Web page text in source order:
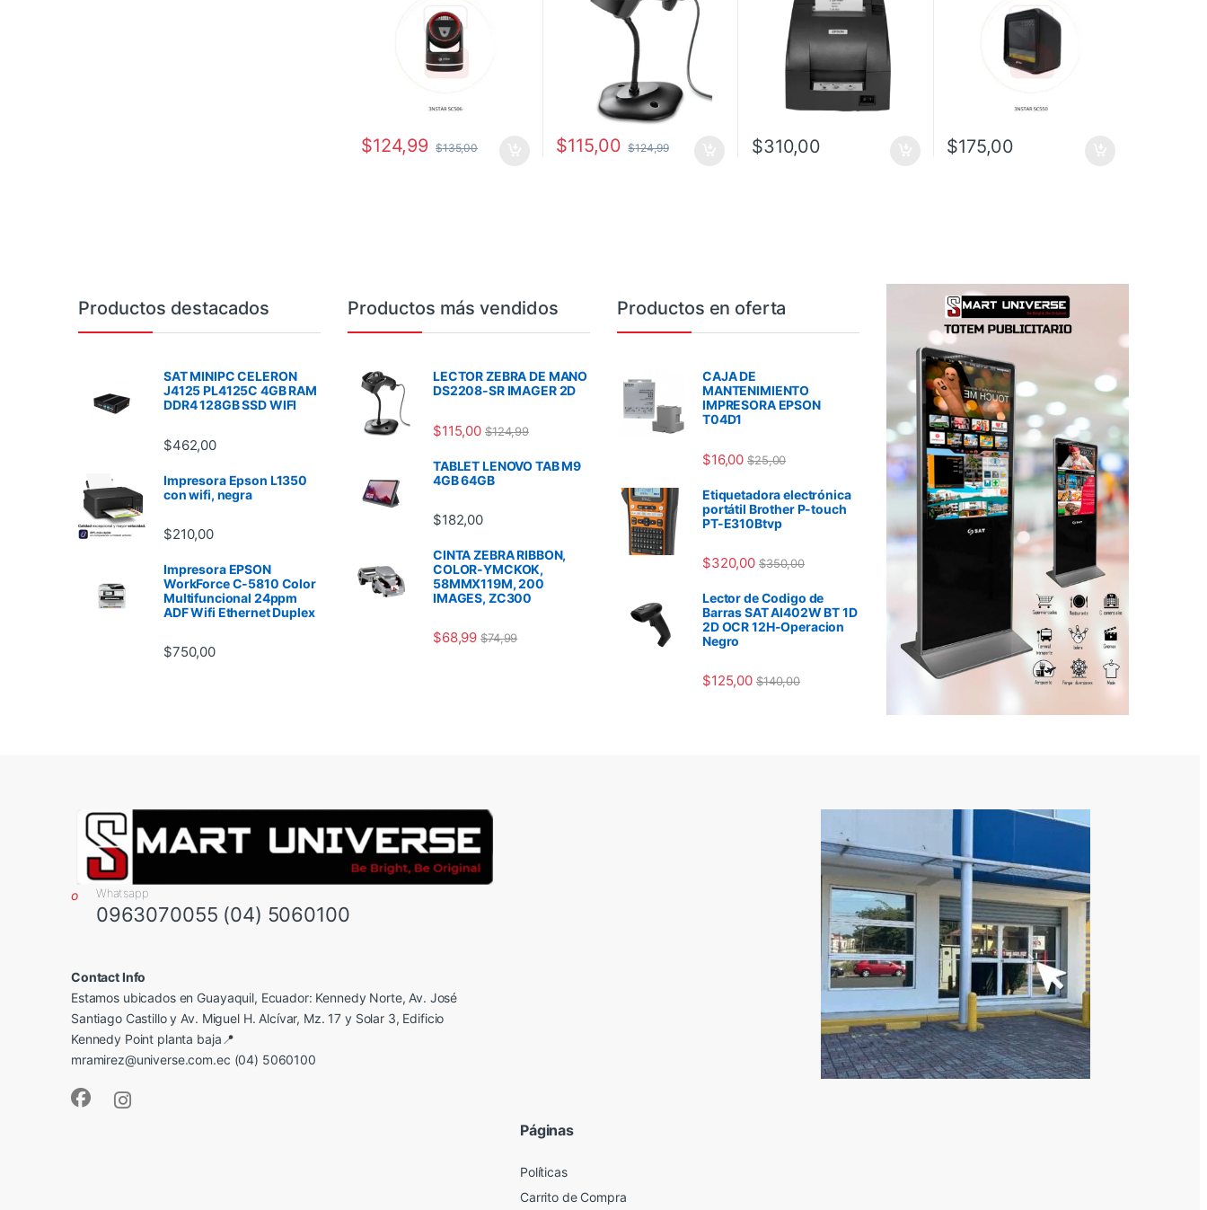
$124,99 $135,00 $115,00 $124,99 $310,00 $175,00
Brands Carousel
Productos destacados
SAT MINIPC CELERON
J4125 PL4125C 4GB RAM
DDR4 128GB SSD WIFI
$462,00
Impresora Epson L1350
con wifi, negra
$210,00
Impresora EPSON
WorkForce C-5810 Color
Multifuncional 24ppm
ADF Wifi Ethernet Duplex
$750,00
Productos más vendidos
LECTOR ZEBRA DE MANO
DS2208-SR IMAGER 2D
$115,00 $124,99
TABLET LENOVO TAB M9
4GB 64GB
$182,00
CINTA ZEBRA RIBBON,
COLOR-YMCKOK,
58MMX119M, 200
IMAGES, ZC300
$68,99 $74,99
Productos en oferta
CAJA DE
MANTENIMIENTO
IMPRESORA EPSON
T04D1
$16,00 $25,00
Etiquetadora electrónica
portátil Brother P-touch
PT-E310Btvp
$320,00 $350,00
Lector de Codigo de
Barras SAT AI402W BT 1D
2D OCR 12H-Operacion
Negro
$125,00 $140,00
Whatsapp
0963070055 (04) 5060100
Contact Info
Estamos ubicados en Guayaquil, Ecuador: Kennedy Norte, Av. José
Santiago Castillo y Av. Miguel H. Alcívar, Mz. 17 y Solar 3, Edificio
Kennedy Point planta baja📍
mramirez@universe.com.ec (04) 5060100
Páginas
Políticas
Carrito de Compra